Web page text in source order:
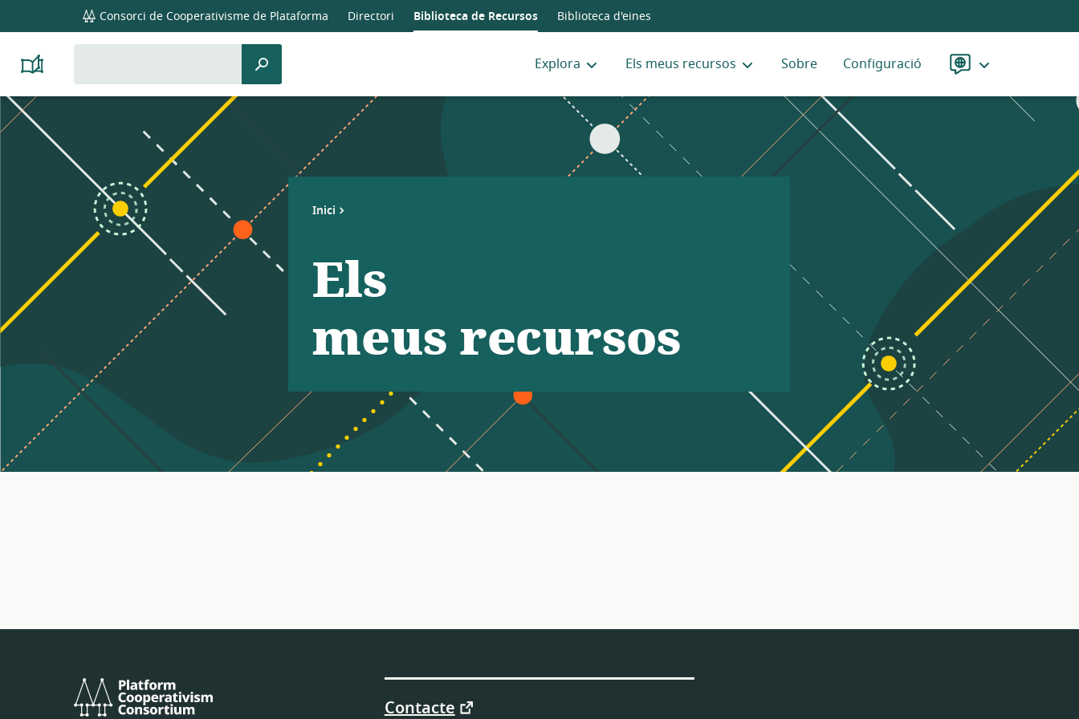
navigation
Consorci de Cooperativisme de Plataforma Directori Biblioteca de Recursos Biblioteca d'eines
Platform
Cooperativism
Resource
Cerca Explora Els meus recursos Sobre Configuració
Idioma
Inici
Els
meus recursos
Contacte